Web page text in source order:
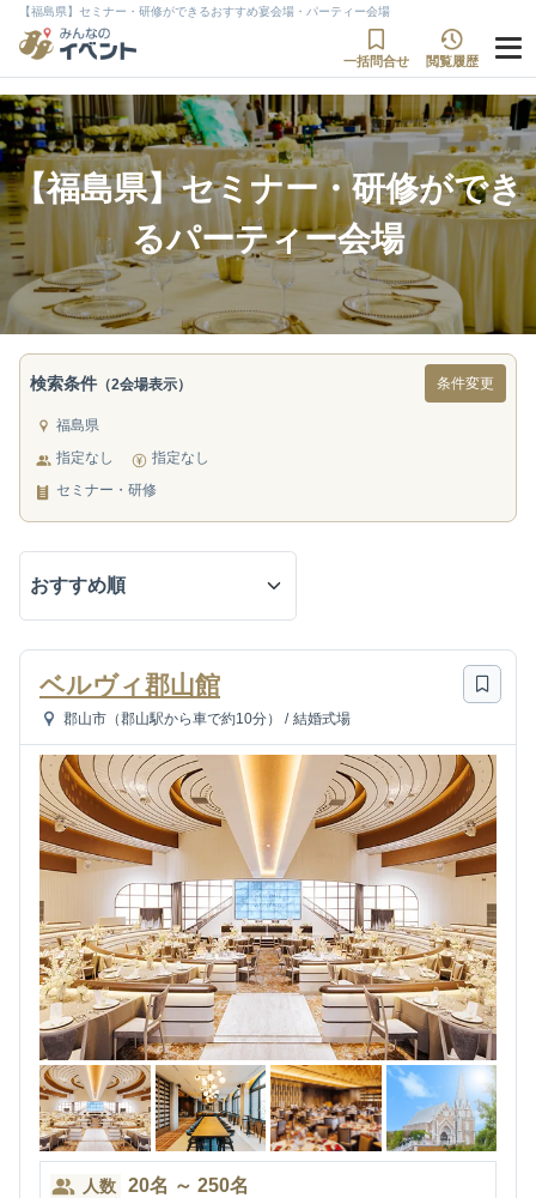
【福島県】セミナー・研修ができるおすすめ宴会場・パーティー会場
一括問合せ 閲覧履歴
【福島県】セミナー・研修ができ
るパーティー会場
検索条件 （2会場表示） 条件変更
福島県
指定なし
指定なし
セミナー・研修
ベルヴィ郡山館
郡山市（郡山駅から車で約10分） / 結婚式場
人数 20名 ～ 250名